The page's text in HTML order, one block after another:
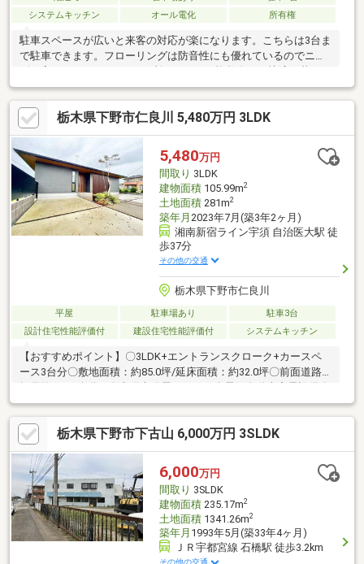
システムキッチン
オール電化 所有権
駐車スペースが広いと来客の対応が楽になります。こちらは3台ま
で駐車できます。フローリングは防音性にも優れているのでニー
ます。浴室1坪以上とゆとりある空間となっており、入浴時ものん
びりできます。オール電化なら災害時にもお水やお湯を利用でき
るので安心です。システムキッチン付きの物件でカラーリングも
統一できるため見た目に一体感が生まれ、美しいです。細部にも
こだわっており、その分価格は高めです。
栃木県下野市仁良川 5,480万円 3LDK
5,480万円
間取り 3LDK
建物面積105.99m2
土地面積281m2
築年月 2023年7月(築3年2ヶ月)
湘南新宿ライン宇須 自治医大駅 徒
歩37分
その他の交通
栃木県下野市仁良川
平屋 駐車場あり
駐車3台
設計住宅性能評価付
建設住宅性能評価付 システムキッチン
【おすすめポイント】〇3LDK+エントランスクローク+カースペ
ース3台分〇敷地面積：約85.0坪/延床面積：約32.0坪〇前面道路
幅員約6M（公道）〇太陽光発電システム〇電気自動車充電設備〇
耐震等級「3」の建物〇24時間計画換気設備〇浴室換気・乾燥・
暖房設備〇エントランスクローク〇温水洗浄便座〇手洗いカウン
ター〇IHコンロのシステムキッチン〇ハンズフリー水栓〇ビルト
イン浄水器〇食器洗い機〇人感センサー付き照明〇モニター付き
インターホン〇建築確認完了検査済証有り〇建設・設計住宅性能
評価書有り
栃木県下野市下古山 6,000万円 3SLDK
6,000万円
間取り 3SLDK
建物面積235.17m2
土地面積1341.26m2
築年月 1993年5月(築33年4ヶ月)
ＪＲ宇都宮線 石橋駅 徒歩3.2km
その他の交通